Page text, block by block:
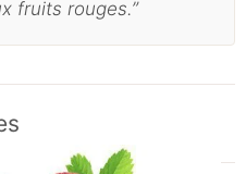
fruits rouges.”